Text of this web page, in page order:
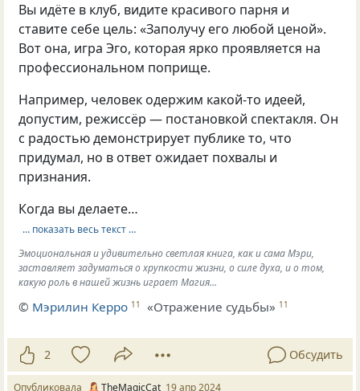
Вы идёте в клуб, видите красивого парня и
ставите себе цель: «Заполучу его любой ценой».
Вот она, игра Эго, которая ярко проявляется на
профессиональном поприще.
Например, человек одержим какой-то идеей,
допустим, режиссёр — постановкой спектакля. Он
с радостью демонстрирует публике то, что
придумал, но в ответ ожидает похвалы и
признания.
Когда вы делаете…
… показать весь текст …
Эмоциональная и удивительно светлая книга, как и сама Мэри,
заставляет задуматься о хрупкости жизни, о силе духа, и о том,
какую роль в нашей жизнь играет Магия…
© Мэрилин Керро 11 «Отражение судьбы» 11
2 Обсудить
Опубликовала TheMagicCat 19 апр 2024